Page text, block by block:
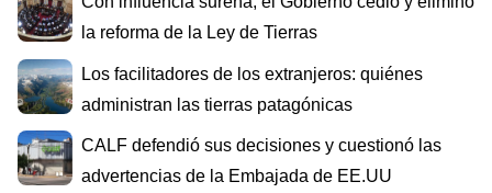
la reforma de la Ley de Tierras
Los facilitadores de los extranjeros: quiénes
administran las tierras patagónicas
CALF defendió sus decisiones y cuestionó las
advertencias de la Embajada de EE.UU